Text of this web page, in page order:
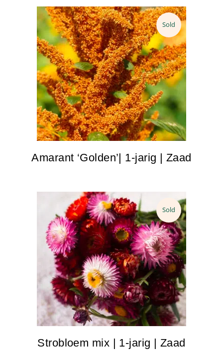
Sold
Amarant ‘Golden’| 1-jarig | Zaad
Sold
Strobloem mix | 1-jarig | Zaad